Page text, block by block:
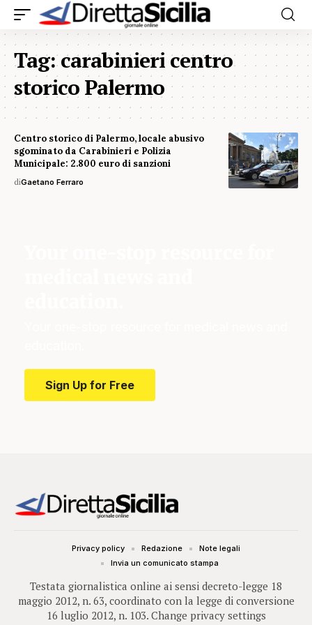
Tag:carabinieri centro
storico Palermo
Centro storico di Palermo, locale abusivo
sgominato da Carabinieri e Polizia
Municipale: 2.800 euro di sanzioni
diGaetano Ferraro
Sign Up for Free
Testata giornalistica online ai sensi decreto-legge 18
maggio 2012, n. 63, coordinato con la legge di conversione
16 luglio 2012, n. 103. Change privacy settings
Privacy policy Redazione
Note legali
Invia un comunicato stampa